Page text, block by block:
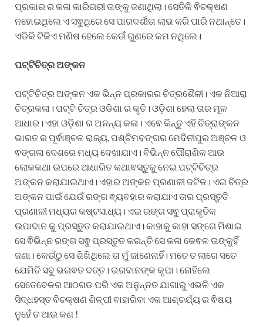
ପ୍ରକାର ର କଳା କାରିଗରୀ ତାଙ୍କୁ ଜଣାଥିଲା। ସେତିକି ଵିଚକ୍ଷଣ
ନହୋଇଥିଲେ ଏ ସଵୁଥିରେ ସେ ପାରଦର୍ଶୀତା ଲାଭ କରି ପାରି ନଥାନ୍ତେ।
ଏଡିକି ଟିକିଏ ମଣିଷ ହେଲେ କେଉଁ ଗୁଣରେ କମ ନଥିଲେ।
ପଟ୍ଟିଚିତ୍ରଅଙ୍କନ
ପଟ୍ଟିଚିତ୍ର ଅଙ୍କନ ଏକ ଭିନ୍ନ ପ୍ରକାରର ଚିତ୍ରଶୈଳୀ। ଏକ ନିଆରା
ଚିତ୍ରକଳା। ପଟ୍ଟି ଚିତ୍ର ଓଡିଶା ର କୃତି। ଓଡ଼ିଶା ହେଲା ତାର ମୂଳ
ଆଧାର। ଏହା ଓଡ଼ିଶା ର ଅନନ୍ୟ କଳା। ଏଵେ କିନ୍ତୁ ଏହି ଚିତ୍ରାଙ୍କନ
ଭାରତ ର ପୂର୍ଵାଞ୍ଚଳ ରାଜ୍ୟ, ପଶ୍ଚିମବଙ୍ଗର ମେଦିନୀପୁର ଅଞ୍ଚଳ ଓ
ଵଙ୍ଗଳା ଦେଶରେ ମଧ୍ୟ ଦେଖାଯାଏ। ବିଭିନ୍ନ ପୌରାଣିକ ଆଉ
ଲୋକକଥା ଉପରେ ଆଧାରିତ କଥାଵସ୍ତୁକୁ ନେଇ ପଟ୍ଟିଚିତ୍ର
ଅଙ୍କନ କରାଯାଇଥାଏ। ଏହାର ଅଙ୍କନ ପ୍ରଣାଳୀ ଜଟିଳ। ଏଇ ଚିତ୍ର
ଅଙ୍କନ ପାଇଁ ଯେଉଁ ରଙ୍ଗ ଵ୍ୟବହାର କରାଯାଏ ତାର ପ୍ରସ୍ତୁତି
ପ୍ରଣାଳୀ ମଧ୍ୟର କଷ୍ଟସାଧ୍ୟ। ଏଇ ରଙ୍ଗ ସଵୁ ପ୍ରାକୃତିକ
ଉପାଦାନ କୁ ପ୍ରସ୍ତୁତ କରାଯାଇଥାଏ। କାହାକୁ କାହା ସଙ୍ଗେ ମିଶାଇ
ସେ ଵିଭିନ୍ନ ରଙ୍ଗ ସଵୁ ପ୍ରସ୍ତୁତ କରନ୍ତି ସେ କଳା କେଵଳ ତାଙ୍କୁହିଁ
ଜଣା। କେଉଁଠୁ ସେ ଶିଖିଥିଲେ ତା ମୁଁ ଜାଣେନାହିଁ। ମତେ ତ ଲାଗେ ସତେ
ଯେମିତି ସବୁ ଭଗଵତ ଦତ୍ତ। ଭଗବାନଙ୍କ କୃପା। ନୋହିଲେ
ସେତେବେଳର ଆଠଗଡ ପରି ଏକ ଅନୁନ୍ନତ ଯାଗାରୁ ଏଭଳି ଏକ
ସିଦ୍ଧହସ୍ତ ବିଚକ୍ଷଣ ଶିଳ୍ପୀ ବାହାରିବା ଏକ ଆଶ୍ଚର୍ଯ୍ୟ ର ଵିଷୟ
ନୁହେଁ ତ ଆଉ କଣ !